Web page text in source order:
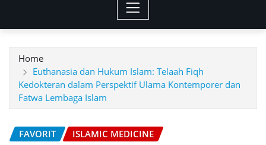
Home
Euthanasia dan Hukum Islam: Telaah Fiqh
Kedokteran dalam Perspektif Ulama Kontemporer dan
Fatwa Lembaga Islam
FAVORIT ISLAMIC MEDICINE